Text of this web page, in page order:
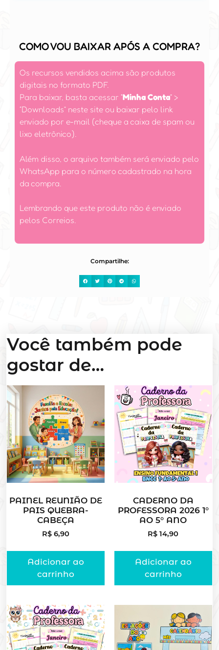
COMO VOU BAIXAR APÓS A COMPRA?
Os recursos vendidos acima são produtos
digitais no formato PDF.
Para baixar, basta acessar “Minha Conta”>
“Downloads” neste site ou baixar pelo link
enviado por e-mail (cheque a caixa de spam ou
lixo eletrônico).
Além disso, o arquivo também será enviado pelo
WhatsApp para o número cadastrado na hora
da compra.
Lembrando que este produto não é enviado
pelos Correios.
Compartilhe:
Você também pode
gostar de…
PAINEL REUNIÃO DE
PAIS QUEBRA-
CABEÇA
R$ 6,90
Adicionar ao
carrinho
CADERNO DA
PROFESSORA 2026 1°
AO 5° ANO
R$ 14,90
Adicionar ao
carrinho